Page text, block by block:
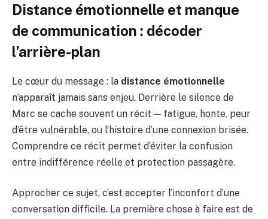
Distance émotionnelle et manque
de communication : décoder
l’arrière-plan
Le cœur du message : la distance émotionnelle
n’apparaît jamais sans enjeu. Derrière le silence de
Marc se cache souvent un récit — fatigue, honte, peur
d’être vulnérable, ou l’histoire d’une connexion brisée.
Comprendre ce récit permet d’éviter la confusion
entre indifférence réelle et protection passagère.
Approcher ce sujet, c’est accepter l’inconfort d’une
conversation difficile. La première chose à faire est de